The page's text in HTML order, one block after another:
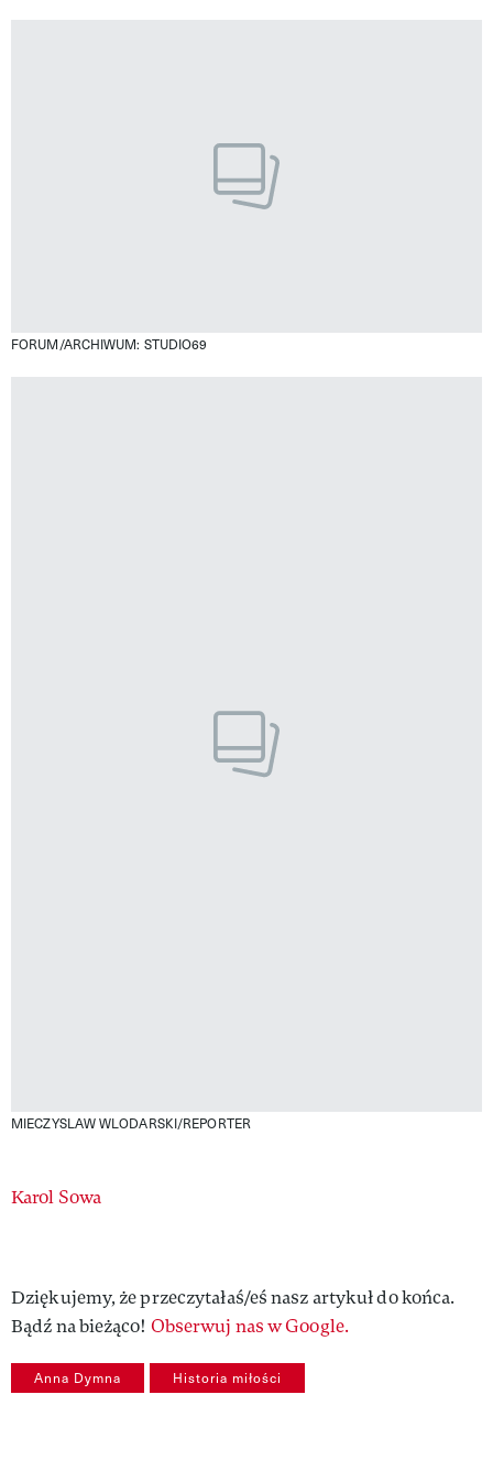
FORUM/ARCHIWUM: STUDIO69
MIECZYSLAW WLODARSKI/REPORTER
Authors
Karol Sowa
Dziękujemy, że przeczytałaś/eś nasz artykuł do końca.
Bądź na bieżąco! Obserwuj nas w Google.
Anna Dymna Historia miłości